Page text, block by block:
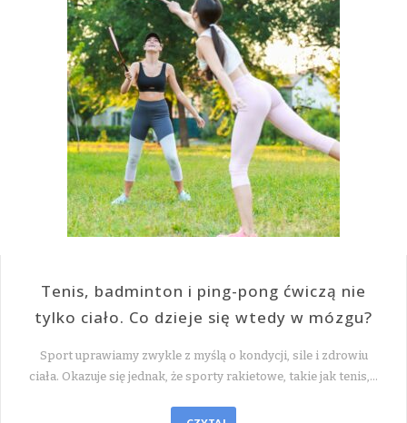
Tenis, badminton i ping-pong ćwiczą nie
tylko ciało. Co dzieje się wtedy w mózgu?
Sport uprawiamy zwykle z myślą o kondycji, sile i zdrowiu
ciała. Okazuje się jednak, że sporty rakietowe, takie jak tenis,…